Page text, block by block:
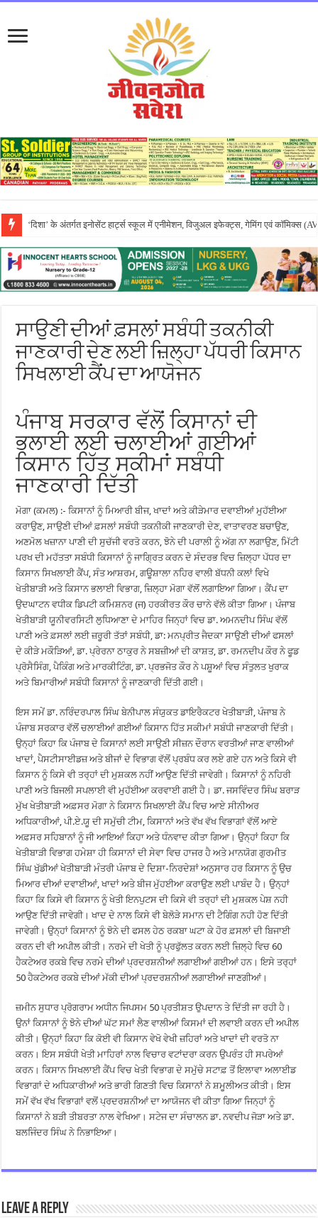
एपीजे रिदम्स किंडरवर्ल्ड में धूमधाम से मनाया गया तीयां दा मेला
ਸਾਉਣੀ ਦੀਆਂ ਫ਼ਸਲਾਂ ਸਬੰਧੀ ਤਕਨੀਕੀ
ਜਾਣਕਾਰੀ ਦੇਣ ਲਈ ਜ਼ਿਲ੍ਹਾ ਪੱਧਰੀ ਕਿਸਾਨ
ਸਿਖਲਾਈ ਕੈਂਪ ਦਾ ਆਯੋਜਨ
ਪੰਜਾਬ ਸਰਕਾਰ ਵੱਲੋਂ ਕਿਸਾਨਾਂ ਦੀ
ਭਲਾਈ ਲਈ ਚਲਾਈਆਂ ਗਈਆਂ
ਕਿਸਾਨ ਹਿੱਤ ਸਕੀਮਾਂ ਸਬੰਧੀ
ਜਾਣਕਾਰੀ ਦਿੱਤੀ
ਮੋਗਾ (ਕਮਲ) :- ਕਿਸਾਨਾਂ ਨੂੰ ਮਿਆਰੀ ਬੀਜ, ਖਾਦਾਂ ਅਤੇ ਕੀੜੇਮਾਰ ਦਵਾਈਆਂ ਮੁਹੱਈਆ
ਕਰਾਉਣ, ਸਾਉਣੀ ਦੀਆਂ ਫ਼ਸਲਾਂ ਸਬੰਧੀ ਤਕਨੀਕੀ ਜਾਣਕਾਰੀ ਦੇਣ, ਵਾਤਾਵਰਣ ਬਚਾਉਣ,
ਅਣਮੋਲ ਖਜ਼ਾਨਾ ਪਾਣੀ ਦੀ ਸੁਚੱਜੀ ਵਰਤੋ ਕਰਨ, ਝੋਨੇ ਦੀ ਪਰਾਲੀ ਨੂੰ ਅੱਗ ਨਾ ਲਗਾਉਣ, ਮਿੱਟੀ
ਪਰਖ ਦੀ ਮਹੱਤਤਾ ਸਬੰਧੀ ਕਿਸਾਨਾਂ ਨੂੰ ਜਾਗ੍ਰਿਤ ਕਰਨ ਦੇ ਸੰਦਰਭ ਵਿਚ ਜ਼ਿਲ੍ਹਾ ਪੱਧਰ ਦਾ
ਕਿਸਾਨ ਸਿਖਲਾਈ ਕੈਂਪ, ਸੰਤ ਆਸ਼ਰਮ, ਗਊਸ਼ਾਲਾ ਨਹਿਰ ਵਾਲੀ ਬੱਧਨੀ ਕਲਾਂ ਵਿਖੇ
ਖੇਤੀਬਾੜੀ ਅਤੇ ਕਿਸਾਨ ਭਲਾਈ ਵਿਭਾਗ, ਜ਼ਿਲ੍ਹਾ ਮੋਗਾ ਵੱਲੋਂ ਲਗਾਇਆ ਗਿਆ। ਕੈਂਪ ਦਾ
ਉਦਘਾਟਨ ਵਧੀਕ ਡਿਪਟੀ ਕਮਿਸ਼ਨਰ (ਜ) ਹਰਕੀਰਤ ਕੌਰ ਚਾਨੇ ਵੱਲੋ ਕੀਤਾ ਗਿਆ। ਪੰਜਾਬ
ਖੇਤੀਬਾੜੀ ਯੂਨੀਵਰਸਿਟੀ ਲੁਧਿਆਣਾ ਦੇ ਮਾਹਿਰ ਜਿਨ੍ਹਾਂ ਵਿਚ ਡਾ. ਅਮਨਦੀਪ ਸਿੰਘ ਵੱਲੋਂ
ਪਾਣੀ ਅਤੇ ਫ਼ਸਲਾਂ ਲਈ ਜ਼ਰੂਰੀ ਤੱਤਾਂ ਸਬੰਧੀ, ਡਾ: ਮਨਪ੍ਰੀਤ ਜੈਦਕਾ ਸਾਉਣੀ ਦੀਆਂ ਫਸਲਾਂ
ਦੇ ਕੀੜੇ ਮਕੌੜਿਆਂ, ਡਾ. ਪ੍ਰੇਰਨਾ ਠਾਕੁਰ ਨੇ ਸਬਜ਼ੀਆਂ ਦੀ ਕਾਸ਼ਤ, ਡਾ. ਰਮਨਦੀਪ ਕੌਰ ਨੇ ਫੂਡ
ਪ੍ਰੋਸੈਸਿੰਗ, ਪੈਕਿੰਗ ਅਤੇ ਮਾਰਕੀਟਿੰਗ, ਡਾ. ਪ੍ਰਭਜੋਤ ਕੌਰ ਨੇ ਪਸ਼ੂਆਂ ਵਿਚ ਸੰਤੁਲਤ ਖੁਰਾਕ
ਅਤੇ ਬਿਮਾਰੀਆਂ ਸਬੰਧੀ ਕਿਸਾਨਾਂ ਨੂੰ ਜਾਣਕਾਰੀ ਦਿੱਤੀ ਗਈ।
ਇਸ ਸਮੇਂ ਡਾ. ਨਰਿੰਦਰਪਾਲ ਸਿੰਘ ਬੇਨੀਪਾਲ ਸੰਯੁਕਤ ਡਾਇਰੈਕਟਰ ਖੇਤੀਬਾੜੀ, ਪੰਜਾਬ ਨੇ
ਪੰਜਾਬ ਸਰਕਾਰ ਵੱਲੋਂ ਚਲਾਈਆਂ ਗਈਆਂ ਕਿਸਾਨ ਹਿੱਤ ਸਕੀਮਾਂ ਸਬੰਧੀ ਜਾਣਕਾਰੀ ਦਿੱਤੀ।
ਉਨ੍ਹਾਂ ਕਿਹਾ ਕਿ ਪੰਜਾਬ ਦੇ ਕਿਸਾਨਾਂ ਲਈ ਸਾਉਣੀ ਸੀਜ਼ਨ ਦੌਰਾਨ ਵਰਤੀਆਂ ਜਾਣ ਵਾਲੀਆਂ
ਖਾਦਾਂ, ਪੈਸਟੀਸਾਈਡਜ਼ ਅਤੇ ਬੀਜਾਂ ਦੇ ਵਿਭਾਗ ਵੱਲੋਂ ਪ੍ਰਬੰਧ ਕਰ ਲਏ ਗਏ ਹਨ ਅਤੇ ਕਿਸੇ ਵੀ
ਕਿਸਾਨ ਨੂੰ ਕਿਸੇ ਵੀ ਤਰ੍ਹਾਂ ਦੀ ਮੁਸ਼ਕਲ ਨਹੀਂ ਆਉਣ ਦਿੱਤੀ ਜਾਵੇਗੀ। ਕਿਸਾਨਾਂ ਨੂੰ ਨਹਿਰੀ
ਪਾਣੀ ਅਤੇ ਬਿਜਲੀ ਸਪਲਾਈ ਵੀ ਮੁਹੱਈਆ ਕਰਵਾਈ ਗਈ ਹੈ। ਡਾ. ਜਸਵਿੰਦਰ ਸਿੰਘ ਬਰਾੜ
ਮੁੱਖ ਖੇਤੀਬਾੜੀ ਅਫ਼ਸਰ ਮੋਗਾ ਨੇ ਕਿਸਾਨ ਸਿਖਲਾਈ ਕੈਂਪ ਵਿਚ ਆਏ ਸੀਨੀਅਰ
ਅਧਿਕਾਰੀਆਂ, ਪੀ.ਏ.ਯੂ ਦੀ ਸਮੁੱਚੀ ਟੀਮ, ਕਿਸਾਨਾਂ ਅਤੇ ਵੱਖ ਵੱਖ ਵਿਭਾਗਾਂ ਵੱਲੋਂ ਆਏ
ਅਫ਼ਸਰ ਸਹਿਬਾਨਾਂ ਨੂੰ ਜੀ ਆਇਆਂ ਕਿਹਾ ਅਤੇ ਧੰਨਵਾਦ ਕੀਤਾ ਗਿਆ। ਉਨ੍ਹਾਂ ਕਿਹਾ ਕਿ
ਖੇਤੀਬਾੜੀ ਵਿਭਾਗ ਹਮੇਸ਼ਾ ਹੀ ਕਿਸਾਨਾਂ ਦੀ ਸੇਵਾ ਵਿਚ ਹਾਜਰ ਹੈ ਅਤੇ ਮਾਨਯੋਗ ਗੁਰਮੀਤ
ਸਿੰਘ ਖੁੱਡੀਆਂ ਖੇਤੀਬਾੜੀ ਮੰਤਰੀ ਪੰਜਾਬ ਦੇ ਦਿਸ਼ਾ-ਨਿਰਦੇਸ਼ਾਂ ਅਨੁਸਾਰ ਹਰ ਕਿਸਾਨ ਨੂੰ ਉਚ
ਮਿਆਰ ਦੀਆਂ ਦਵਾਈਆਂ, ਖਾਦਾਂ ਅਤੇ ਬੀਜ ਮੁੱਹਈਆ ਕਰਾਉਣ ਲਈ ਪਾਬੰਦ ਹੈ। ਉਨ੍ਹਾਂ
ਕਿਹਾ ਕਿ ਕਿਸੇ ਵੀ ਕਿਸਾਨ ਨੂੰ ਖੇਤੀ ਇਨਪੁਟਸ ਦੀ ਕਿਸੇ ਵੀ ਤਰ੍ਹਾਂ ਦੀ ਮੁਸ਼ਕਲ ਪੇਸ਼ ਨਹੀ
ਆਉਣ ਦਿੱਤੀ ਜਾਵੇਗੀ। ਖਾਦ ਦੇ ਨਾਲ ਕਿਸੇ ਵੀ ਬੇਲੋੜੇ ਸਮਾਨ ਦੀ ਟੈਗਿੰਗ ਨਹੀ ਹੋਣ ਦਿੱਤੀ
ਜਾਵੇਗੀ। ਉਨ੍ਹਾਂ ਕਿਸਾਨਾਂ ਨੂੰ ਝੋਨੇ ਦੀ ਫਸਲ ਹੇਠ ਰਕਬਾ ਘਟਾ ਕੇ ਹੋਰ ਫ਼ਸਲਾਂ ਦੀ ਬਿਜਾਈ
ਕਰਨ ਦੀ ਵੀ ਅਪੀਲ ਕੀਤੀ। ਨਰਮੇ ਦੀ ਖੇਤੀ ਨੂੰ ਪ੍ਰਫੁੱਲਤ ਕਰਨ ਲਈ ਜ਼ਿਲ੍ਹੇ ਵਿਚ 60
ਹੈਕਟੇਅਰ ਰਕਬੇ ਵਿਚ ਨਰਮੇ ਦੀਆਂ ਪ੍ਰਦਰਸ਼ਨੀਆਂ ਲਗਾਈਆਂ ਗਈਆਂ ਹਨ। ਇਸੇ ਤਰ੍ਹਾਂ
50 ਹੈਕਟੇਅਰ ਰਕਬੇ ਦੀਆਂ ਮੱਕੀ ਦੀਆਂ ਪ੍ਰਦਰਸ਼ਨੀਆਂ ਲਗਾਈਆਂ ਜਾਣਗੀਆਂ।
ਜ਼ਮੀਨ ਸੁਧਾਰ ਪ੍ਰੋਗਰਾਮ ਅਧੀਨ ਜਿਪਸਮ 50 ਪ੍ਰਤੀਸ਼ਤ ਉਪਦਾਨ ਤੇ ਦਿੱਤੀ ਜਾ ਰਹੀ ਹੈ।
ਉਨਾਂ ਕਿਸਾਨਾਂ ਨੂੰ ਝੋਨੇ ਦੀਆਂ ਘੱਟ ਸਮਾਂ ਲੈਣ ਵਾਲੀਆਂ ਕਿਸਮਾਂ ਦੀ ਲਵਾਈ ਕਰਨ ਦੀ ਅਪੀਲ
ਕੀਤੀ। ਉਨ੍ਹਾਂ ਕਿਹਾ ਕਿ ਕੋਈ ਵੀ ਕਿਸਾਨ ਵੇਖੋ ਵੇਖੀ ਜ਼ਹਿਰਾਂ ਅਤੇ ਖਾਦਾਂ ਦੀ ਵਰਤੋ ਨਾ
ਕਰਨ। ਇਸ ਸਬੰਧੀ ਖੇਤੀ ਮਾਹਿਰਾਂ ਨਾਲ ਵਿਚਾਰ ਵਟਾਂਦਰਾ ਕਰਨ ਉਪਰੰਤ ਹੀ ਸਪਰੇਆਂ
ਕਰਨ। ਕਿਸਾਨ ਸਿਖਲਾਈ ਕੈਂਪ ਵਿਚ ਖੇਤੀ ਵਿਭਾਗ ਦੇ ਸਮੁੱਚੇ ਸਟਾਫ਼ ਤੋਂ ਇਲਾਵਾ ਅਲਾਈਡ
ਵਿਭਾਗਾਂ ਦੇ ਅਧਿਕਾਰੀਆਂ ਅਤੇ ਭਾਰੀ ਗਿਣਤੀ ਵਿਚ ਕਿਸਾਨਾਂ ਨੇ ਸ਼ਮੂਲੀਅਤ ਕੀਤੀ। ਇਸ
ਸਮੇਂ ਵੱਖ ਵੱਖ ਵਿਭਾਗਾਂ ਵਲੋਂ ਪ੍ਰਦਰਸ਼ਨੀਆਂ ਦਾ ਆਯੋਜਨ ਵੀ ਕੀਤਾ ਗਿਆ ਜਿਨ੍ਹਾਂ ਨੂੰ
ਕਿਸਾਨਾਂ ਨੇ ਬੜੀ ਤੀਬਰਤਾ ਨਾਲ ਵੇਖਿਆ। ਸਟੇਜ ਦਾ ਸੰਚਾਲਨ ਡਾ. ਨਵਦੀਪ ਜੋੜਾ ਅਤੇ ਡਾ.
ਬਲਜਿੰਦਰ ਸਿੰਘ ਨੇ ਨਿਭਾਇਆ।
Leave a Reply